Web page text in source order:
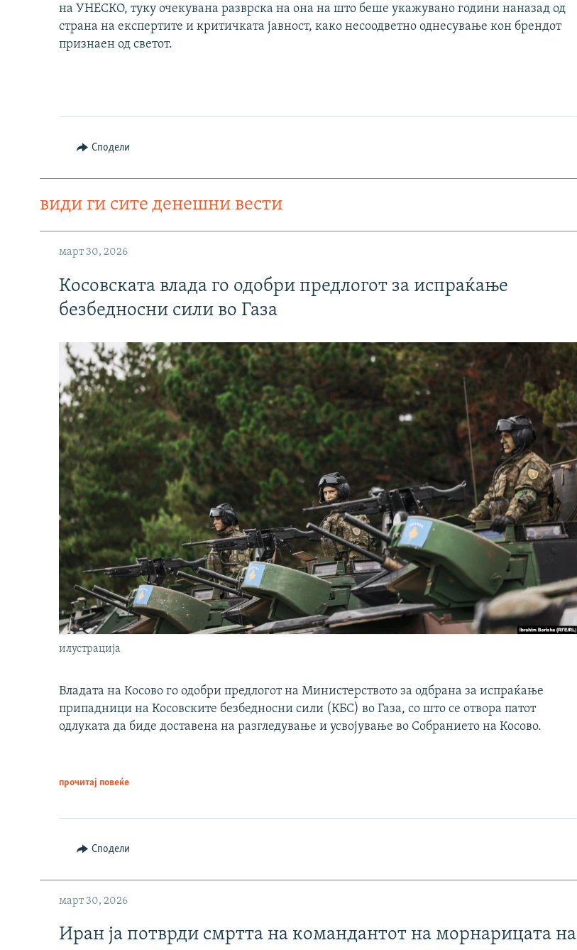
на УНЕСКО, туку очекувана разврска на она на што беше укажувано години наназад од
страна на експертите и критичката јавност, како несоодветно однесување кон брендот
признаен од светот.
Сподели
види ги сите денешни вести
март 30, 2026
Косовската влада го одобри предлогот за испраќање
безбедносни сили во Газа
илустрација
Владата на Косово го одобри предлогот на Министерството за одбрана за испраќање
припадници на Косовските безбедносни сили (КБС) во Газа, со што се отвора патот
одлуката да биде доставена на разгледување и усвојување во Собранието на Косово.
прочитај повеќе
Сподели
март 30, 2026
Иран ја потврди смртта на командантот на морнарицата на